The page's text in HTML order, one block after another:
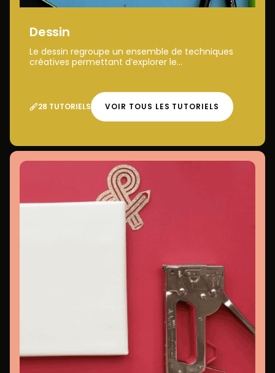
Dessin
Le dessin regroupe un ensemble de techniques
créatives permettant d’explorer le...
28 TUTORIELS VOIR TOUS LES TUTORIELS